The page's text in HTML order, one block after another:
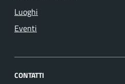
Luoghi
Eventi
CONTATTI